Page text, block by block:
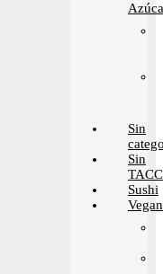
Sin
Sin
TACC
Sushi